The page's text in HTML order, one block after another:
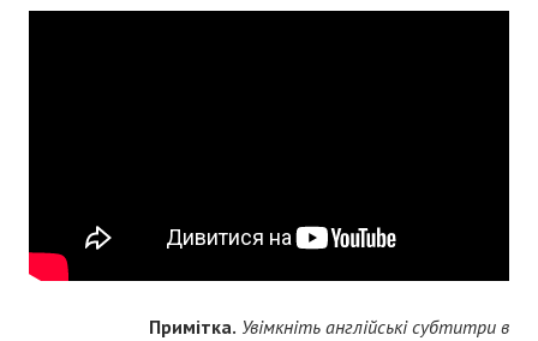
Примітка. Увімкніть англійські субтитри в